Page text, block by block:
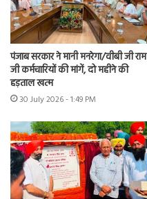
पंजाब सरकार ने मानी मनरेगा/वीबी जी राम
जी कर्मचारियों की मांगें, दो महीने की
हड़ताल खत्म
30 July 2026 - 1:49 PM